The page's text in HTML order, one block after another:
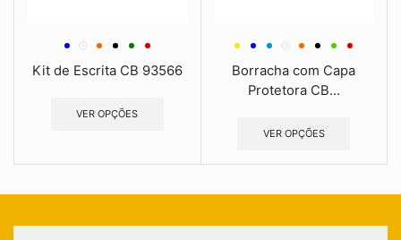
Kit de Escrita CB 93566
VER OPÇÕES
Borracha com Capa
Protetora CB...
VER OPÇÕES